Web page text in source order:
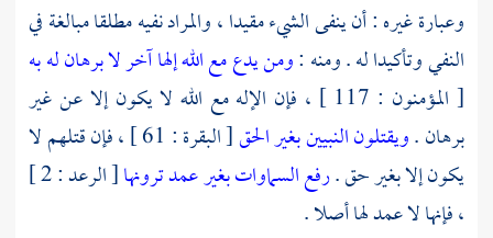
وعبارة غيره : أن ينفى الشيء مقيدا ، والمراد نفيه مطلقا مبالغة في
النفي وتأكيدا له . ومنه :ومن يدع مع الله إلها آخر لا برهان له به
[ المؤمنون : 117 ] ، فإن الإله مع الله لا يكون إلا عن غير
برهان .ويقتلون النبيين بغير الحق
[ البقرة : 61 ] ، فإن قتلهم لا
يكون إلا بغير حق .رفع السماوات بغير عمد ترونها
[ الرعد : 2 ]
، فإنها لا عمد لها أصلا .